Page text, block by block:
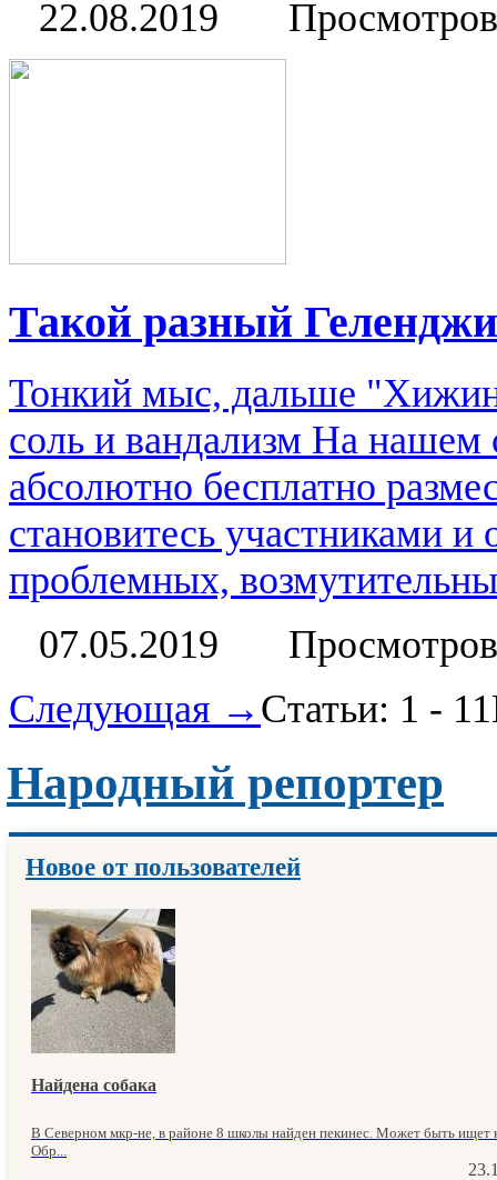
22.08.2019
Такой разный
Тонкий мыс, дальше
соль и вандализм На нашем
абсолютно бесплатно
становитесь участниками
проблемных,
07.05.2019
Следующая → Статьи: 1 - 11
Народный репортер
Новое от пользователей
Найдена собака
В Северном мкр-не, в районе 8 школы найден пекинес. Может быть ищет
Обр...